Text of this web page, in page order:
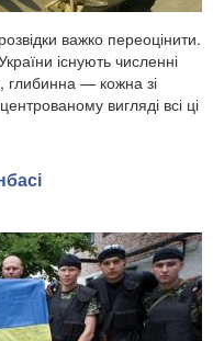
важко переоцінити.
існують численні
глибинна — кожна зі
вигляді всі ці